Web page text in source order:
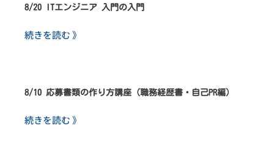
8/20 ITエンジニア 入門の入門
続きを読む 》
8/10 応募書類の作り方講座（職務経歴書・自己PR編）
続きを読む 》